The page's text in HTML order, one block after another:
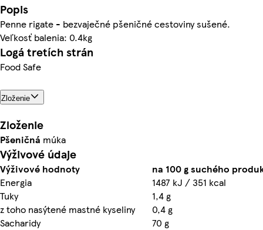
Popis
Penne rigate - bezvaječné pšeničné cestoviny sušené.
Veľkosť balenia: 0.4kg
Logá tretích strán
Food Safe
Zloženie
Zloženie
Pšeničná múka
Výživové údaje
Výživové hodnoty
na 100 g suchého
Energia
1487 kJ / 351 kcal
Tuky
1,4 g
z toho nasýtené mastné kyseliny
0,4 g
Sacharidy
70 g